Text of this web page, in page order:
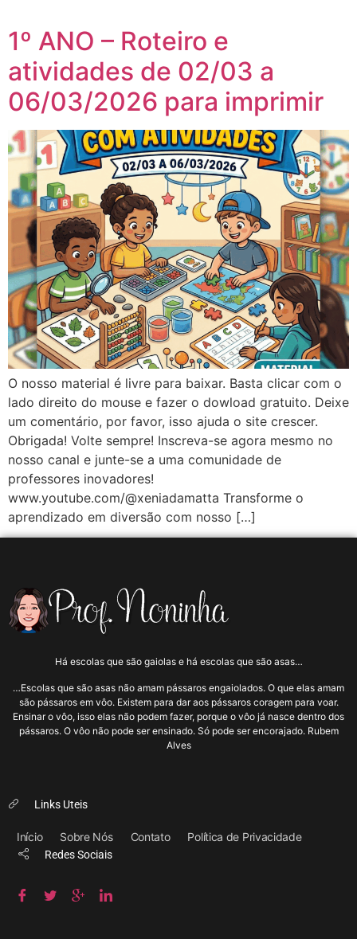
1º ANO – Roteiro e
atividades de 02/03 a
06/03/2026 para imprimir
O nosso material é livre para baixar. Basta clicar com o
lado direito do mouse e fazer o dowload gratuito. Deixe
um comentário, por favor, isso ajuda o site crescer.
Obrigada! Volte sempre! Inscreva-se agora mesmo no
nosso canal e junte-se a uma comunidade de
professores inovadores!
www.youtube.com/@xeniadamatta Transforme o
aprendizado em diversão com nosso […]
Há escolas que são gaiolas e há escolas que são asas…
…Escolas que são asas não amam pássaros engaiolados. O que elas amam
são pássaros em vôo. Existem para dar aos pássaros coragem para voar.
Ensinar o vôo, isso elas não podem fazer, porque o vôo já nasce dentro dos
pássaros. O vôo não pode ser ensinado. Só pode ser encorajado. Rubem
Alves
Links Uteis
Início Sobre Nós Contato Política de Privacidade
Redes Sociais